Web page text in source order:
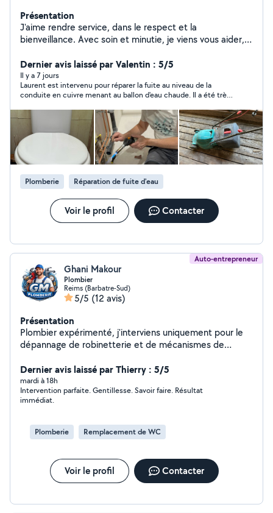
Présentation
J'aime rendre service, dans le respect et la
bienveillance. Avec soin et minutie, je viens vous aider,
votre bricolage. Je peux vous aider pour vos problèmes
de plomberie, sanitaire et chauffage, ainsi que pour des
petits travaux d'électricité, de bricolage. Mais aussi pour
l'administratif, l'informatique, brancher un appareil, ou
vous emmener à un endroit tout en échangeant avec
politesse.
Dernier avis laissé par Valentin : 5/5
Il y a 7 jours
Laurent est intervenu pour réparer la fuite au niveau de la
conduite en cuivre menant au ballon d'eau chaude. Il a été très
sommes vraiment plus que satisfait. Nous ne pouvons que le
recommander. Nous gardons ses coordonnées et n'hésiterons
pas à le solliciter en cas de besoin. Merci a vous Laurent
Plomberie Réparation de fuite d'eau
Voir le profil Contacter
Auto-entrepreneur
Ghani Makour
Plombier
Reims (Barbatre-Sud)
5/5 (12 avis)
Présentation
Plombier expérimenté, j'interviens uniquement pour le
dépannage de robinetterie et de mécanismes de
WC qui coule en continu, flotteur défectueux ou
mécanisme bloqué : je diagnostique rapidement le
problème et j'effectue une réparation propre et
durable. Dépannage rapide Intervention ciblée (pas de
Travail soigné et transparent J'interviens pour les
particuliers et professionnels, avec un objectif simple :
état de fonctionnement. Contactez-moi pour une
intervention rapide et sans mauvaise surprise.
Dernier avis laissé par Thierry : 5/5
mardi à 18h
Intervention parfaite. Gentillesse. Savoir faire. Résultat
immédiat.
Plomberie Remplacement de WC
Voir le profil Contacter